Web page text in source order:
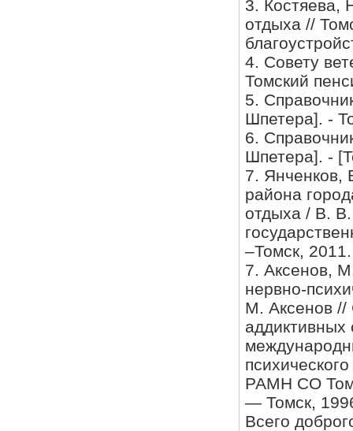
3. Костяева,
отдыха //
4. Совету
Томский
5.
Шпетера]. -
6.
Шпетера]. -
7. Янченков,
района
отдыха / В.
–Томск,
7. Аксенов,
нервно-
М. Аксенов //
РАМН СО
— Томск,
Всего